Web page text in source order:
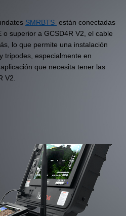
SMRBTS están conectadas
superior a GCSD4R V2, el cable
lo que permite una instalación
tripodes, especialmente en
que necesita tener las
V2.